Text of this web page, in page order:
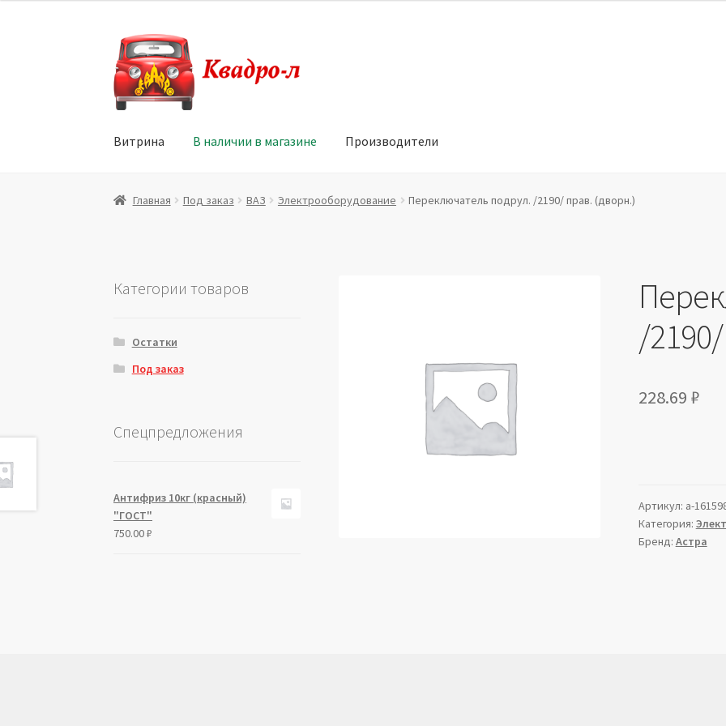
Перейти
к
навигации
Перейти
к
содержимому
Витрина В наличии в магазине Производители
Главная Витрина Мой аккаунт Политика в отношении обработки персональных данных Производители
Главная Под заказ ВАЗ Электрооборудование Переключатель подрул. /2190/ прав. (дворн.)
/
228.69 ₽
Артикул: a-
Категория:
Бренд: Астра
Категории товаров
Остатки
Под заказ
Спецпредложения
Антифриз 10кг (красный)
"ГОСТ"
750.00₽